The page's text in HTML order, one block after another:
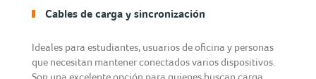
Cables de carga y sincronización
Ideales para estudiantes, usuarios de oficina y personas
que necesitan mantener conectados varios dispositivos.
Son una excelente opción para quienes buscan carga